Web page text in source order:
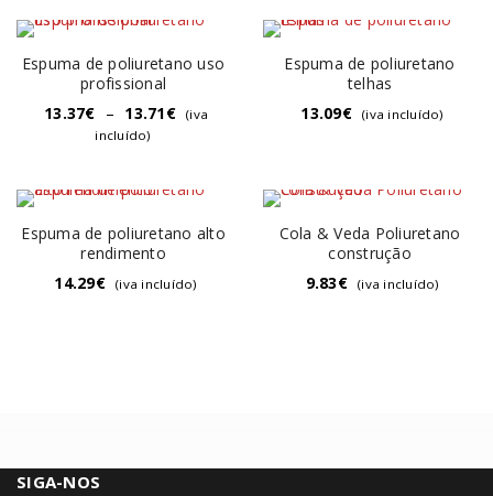
Espuma de poliuretano uso
profissional
13.37€ – 13.71€
(iva
incluído)
Espuma de poliuretano
telhas
13.09€ (iva incluído)
Espuma de poliuretano alto
rendimento
14.29€ (iva incluído)
Cola & Veda Poliuretano
construção
9.83€ (iva incluído)
SIGA-NOS